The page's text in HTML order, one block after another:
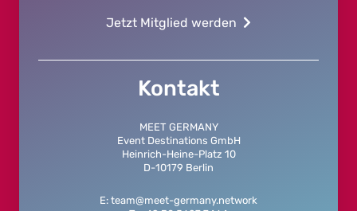
Jetzt Mitglied werden
Kontakt
MEET GERMANY
Event Destinations GmbH
Heinrich-Heine-Platz 10
D-10179 Berlin
E: team@meet-germany.network